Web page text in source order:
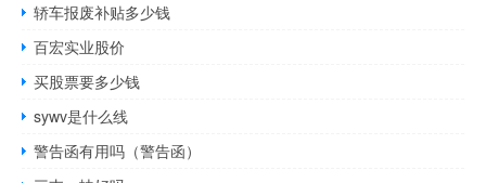
轿车报废补贴多少钱
百宏实业股价
买股票要多少钱
sywv是什么线
警告函有用吗（警告函）